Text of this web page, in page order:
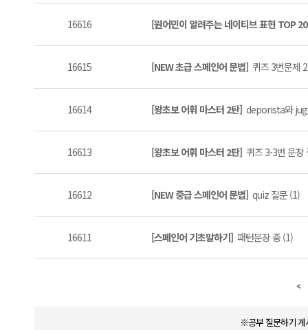
16616 [원어민이 알려주는 네이티브 표현 TOP
16615 [NEW 초급 스페인어 문법] 퀴즈 3번문제
16614 [왕초보 어휘 마스터 2탄] deporista와
16613 [왕초보 어휘 마스터 2탄] 퀴즈 3-3번 문장
16612 [NEW 중급 스페인어 문법] quiz 질문 (1)
16611 [스페인어 기초말하기] 패턴문장 중 (1)
※공부 질문하기 게